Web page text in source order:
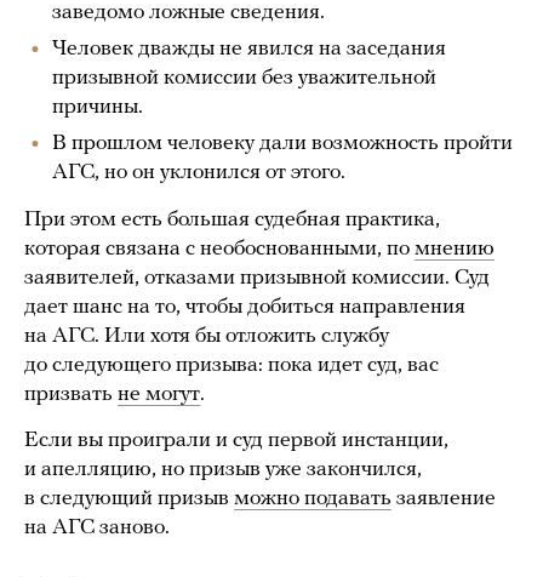
заведомо ложные сведения.
Человек дважды не явился на заседания
призывной комиссии без уважительной
причины.
В прошлом человеку дали возможность пройти
АГС, но он уклонился от этого.
При этом есть большая судебная практика,
которая связана с необоснованными, по мнению
заявителей, отказами призывной комиссии. Суд
дает шанс на то, чтобы добиться направления
на АГС. Или хотя бы отложить службу
до следующего призыва: пока идет суд, вас
призвать не могут.
Если вы проиграли и суд первой инстанции,
и апелляцию, но призыв уже закончился,
в следующий призыв можно подавать заявление
на АГС заново.